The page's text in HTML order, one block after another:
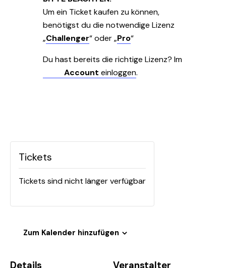
Um ein Ticket kaufen zu können,
benötigst du die notwendige Lizenz
„Challenger“ oder „Pro“
Du hast bereits die richtige Lizenz? Im
Account einloggen.
Tickets
Tickets sind nicht länger verfügbar
Zum Kalender hinzufügen
Details Veranstalter